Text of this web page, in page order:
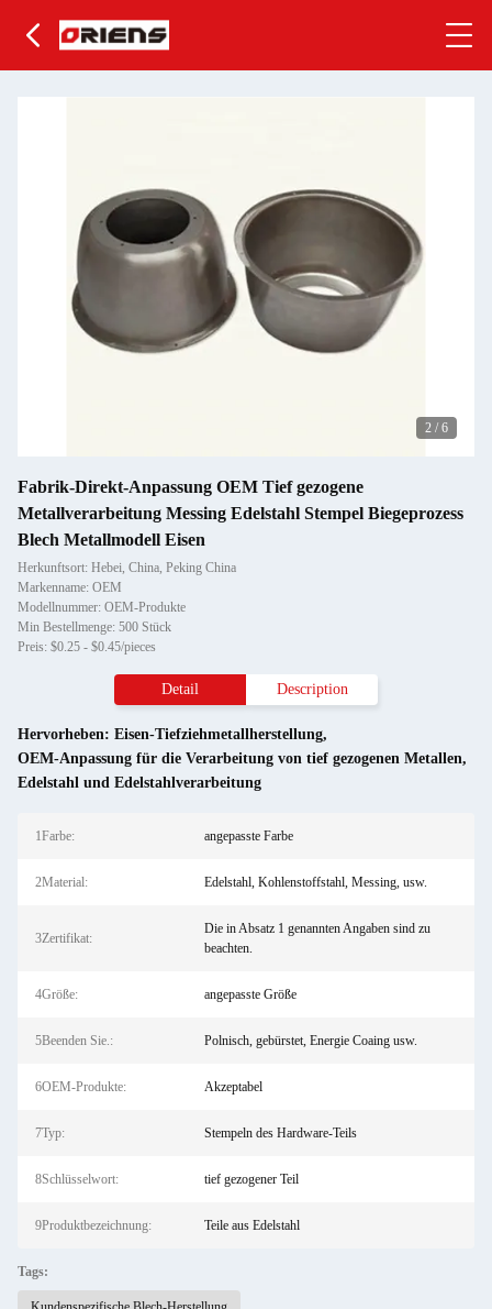
2 / 6
Fabrik-Direkt-Anpassung OEM Tief gezogene
Metallverarbeitung Messing Edelstahl Stempel Biegeprozess
Blech Metallmodell Eisen
Herkunftsort: Hebei, China, Peking China
Markenname: OEM
Modellnummer: OEM-Produkte
Min Bestellmenge: 500 Stück
Preis: $0.25 - $0.45/pieces
Detail Description
Hervorheben: Eisen-Tiefziehmetallherstellung,
OEM-Anpassung für die Verarbeitung von tief gezogenen Metallen,
Edelstahl und Edelstahlverarbeitung
1Farbe: angepasste Farbe
2Material: Edelstahl, Kohlenstoffstahl, Messing, usw.
3Zertifikat:
Die in Absatz 1 genannten Angaben sind zu
beachten.
4Größe: angepasste Größe
5Beenden Sie.: Polnisch, gebürstet, Energie Coaing usw.
6OEM-Produkte: Akzeptabel
7Typ: Stempeln des Hardware-Teils
8Schlüsselwort: tief gezogener Teil
9Produktbezeichnung: Teile aus Edelstahl
Tags: